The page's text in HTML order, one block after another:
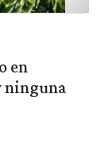
en
ninguna